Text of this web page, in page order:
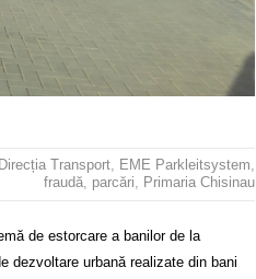
Direcția Transport, EME Parkleitsystem
fraudă, parcări Primaria Chisinau
de estorcare a banilor de la
dezvoltare urbană realizate din bani